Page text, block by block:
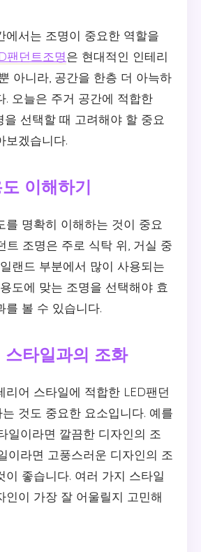
에서는 조명이 중요한 역할을
팬던트조명은 현대적인 인테리
아니라, 공간을 한층 더 아늑하
. 오늘은 주거 공간에 적합한
을 선택할 때 고려해야 할 중요
보겠습니다.
이해하기
를 명확히 이해하는 것이 중요
트 조명은 주로 식탁 위, 거실 중
랜드 부분에서 많이 사용되는
도에 맞는 조명을 선택해야 효
를 볼 수 있습니다.
스타일과의 조화
리어 스타일에 적합한 LED팬던
것도 중요한 요소입니다. 예를
일이라면 깔끔한 디자인의 조
이라면 고풍스러운 디자인의 조
이 좋습니다. 여러 가지 스타일
인이 가장 잘 어울릴지 고민해